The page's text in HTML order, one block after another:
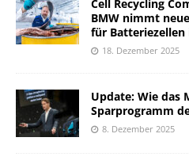
Cell Recycling
BMW nimmt
für Batteriezellen
18. Dezember 2025
Update: Wie das
Sparprogramm
8. Dezember 2025